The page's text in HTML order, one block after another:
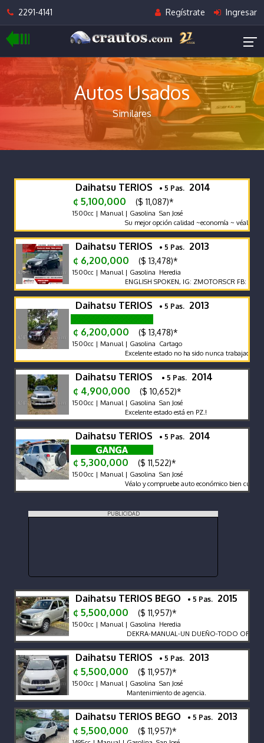
2291-4141 Regístrate Ingresar
Autos Usados
Similares
Daihatsu TERIOS • 5 Pas. 2014
¢ 5,100,000
($ 11,087)*
1500cc | Manual | Gasolina San José
Su mejor opción calidad ~economía ~ véalo y
Daihatsu TERIOS • 5 Pas. 2013
¢ 6,200,000
($ 13,478)*
1500cc | Manual | Gasolina Heredia
ENGLISH SPOKEN, IG: ZMOTORSCR FB: Z
Daihatsu TERIOS • 5 Pas. 2013
¢ 6,200,000 ($ 13,478)*
1500cc | Manual | Gasolina Cartago
Excelente estado no ha sido nunca trabajado
Daihatsu TERIOS • 5 Pas. 2014
¢ 4,900,000
($ 10,652)*
1500cc | Manual | Gasolina San José
Excelente estado está en PZ.!
Daihatsu TERIOS • 5 Pas. 2014
¢ 5,300,000 ($ 11,522)*
1500cc | Manual | Gasolina San José
Véalo y compruebe auto económico bien cuidado
PUBLICIDAD
Daihatsu TERIOS BEGO • 5 Pas. 2015
¢ 5,500,000
($ 11,957)*
1500cc | Manual | Gasolina Heredia
DEKRA-MANUAL-UN DUEÑO-TODO
Daihatsu TERIOS • 5 Pas. 2013
¢ 5,500,000
($ 11,957)*
1500cc | Manual | Gasolina San José
Mantenimiento de agencia.
Daihatsu TERIOS BEGO • 5 Pas. 2013
¢ 5,500,000
($ 11,957)*